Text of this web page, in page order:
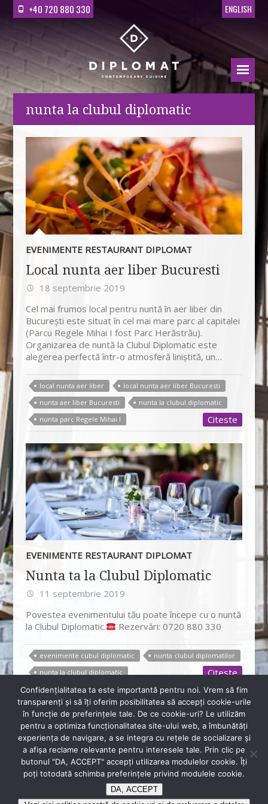
+40 720 880 330 ENGLISH
nunta la clubul diplomatic
EVENIMENTE RESTAURANT DIPLOMAT
Local nunta aer liber Bucuresti
18 septembrie 2019
Cel mai frumos local pentru nuntă în aer liber din
București este situat în cel mai mare parc al capitalei
(Parcu Regele Mihai I fost Parc Herăstrău).
Organizarea de nuntă la Clubul Diplomatic este
alegerea perfectă într-o atmosferă liniștită, un…
local nunta aer liber
local nunta aer liber Bucuresti
nunta aer liber Bucuresti
nunta la clubul diplomatic
nunta parc Regele Mihai I
Citeste
EVENIMENTE RESTAURANT DIPLOMAT
Nunta ta la Clubul Diplomatic
11 septembrie 2019
Povestea evenimentului tău poate începe cu o nuntă
la Clubul Diplomatic.
Rezervări: 0720 880 330
evenimente cubul diplomatic
nunta clubul diplomatilor
nunta la clubul diplomatic
Citeste
+40 720 880 330
rsvp@diplomatclub.eu
Sos. Bucuresti-Ploiesti, Nr. 2B, București
Copyright © 2026Restaurant Diplomat
Confidenţialitatea ta este importantă pentru noi. Vrem să fim
transparenţi și să îţi oferim posibilitatea să accepţi cookie-urile
în funcţie de preferinţele tale. De ce cookie-uri? Le utilizăm
pentru a optimiza funcţionalitatea site-ului web, a îmbunătăţi
experienţa de navigare, a se integra cu reţele de socializare şi
a afişa reclame relevante pentru interesele tale. Prin clic pe
butonul "DA, ACCEPT" accepţi utilizarea modulelor cookie. Îţi
poţi totodată schimba preferinţele privind modulele cookie.
DA, ACCEPT